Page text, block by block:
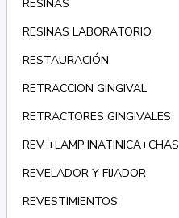
RESINAS
RESINAS LABORATORIO
RESTAURACIÓN
RETRACCION GINGIVAL
RETRACTORES GINGIVALES
REV +LAMP INATINICA+CHAS
REVELADOR Y FIJADOR
REVESTIMIENTOS